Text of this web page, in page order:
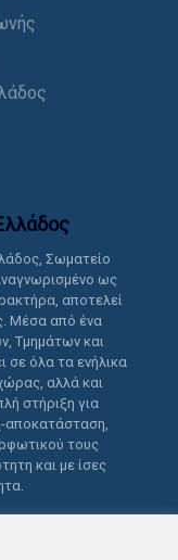
Σωματείο
ως
αποτελεί
Μέσα από ένα
Τμημάτων και
όλα τα ενήλικα
αλλά και
στήριξη για
αποκατάσταση,
τους
και με ίσες